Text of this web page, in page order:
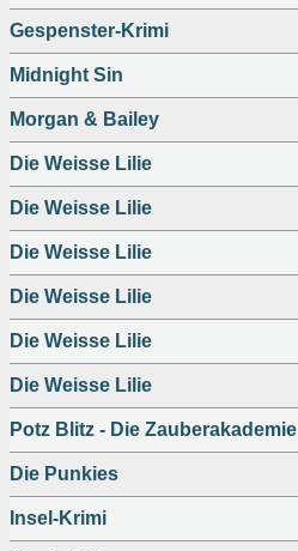
Gespenster-Krimi
Midnight Sin
Morgan & Bailey
Die Weisse Lilie
Die Weisse Lilie
Die Weisse Lilie
Die Weisse Lilie
Die Weisse Lilie
Die Weisse Lilie
Potz Blitz - Die Zauberakademie
Die Punkies
Insel-Krimi